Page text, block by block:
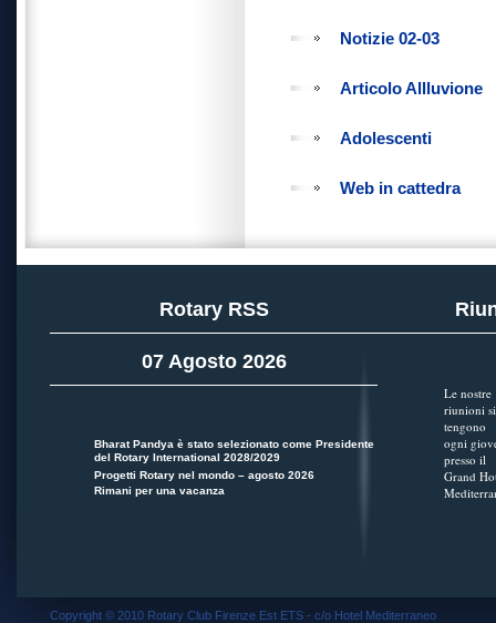
Notizie 02-03
Articolo Allluvione
Adolescenti
Web in cattedra
Rotary RSS
07 Agosto 2026
Bharat Pandya è stato selezionato come Presidente
del Rotary International 2028/2029
Progetti Rotary nel mondo – agosto 2026
Rimani per una vacanza
Le nostre
riunioni si
tengono
ogni
presso il
Grand
Copyright © 2010 Rotary Club Firenze Est ETS - c/o Hotel Mediterraneo